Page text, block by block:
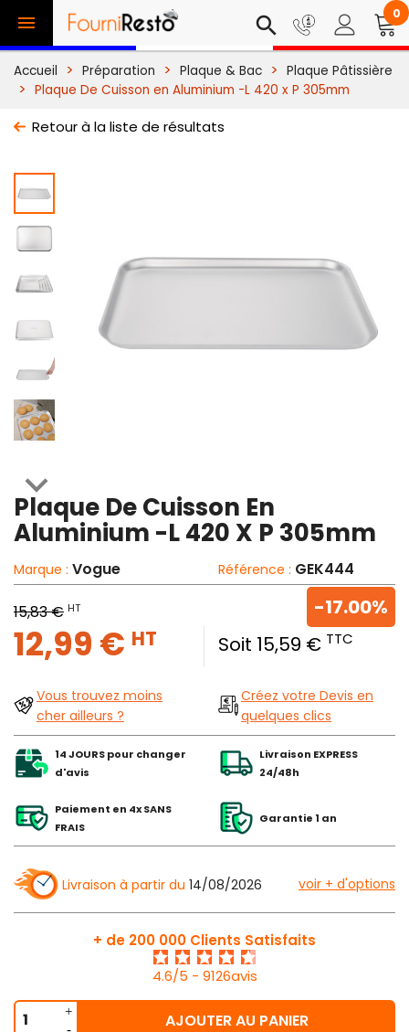
 search 0
Accueil Préparation Plaque & Bac
Plaque Pâtissière
Plaque De Cuisson en Aluminium -L 420 x P 305mm
Retour à la liste de résultats

Plaque De Cuisson En
Aluminium -L 420 X P 305mm
Marque : Vogue Référence : GEK444
15,83 € HT
12,99 € HT Soit 15,59 € TTC
-17.00%
Vous trouvez moins
cher ailleurs ?
Créez votre Devis en
quelques clics
14 JOURS pour changer
d'avis
Livraison EXPRESS
24/48h
Paiement en 4x SANS
FRAIS
Garantie 1 an
Livraison à partir du 14/08/2026 voir + d'options
+ de 200 000 Clients Satisfaits
4.6/5 - 9126avis
AJOUTER AU PANIER